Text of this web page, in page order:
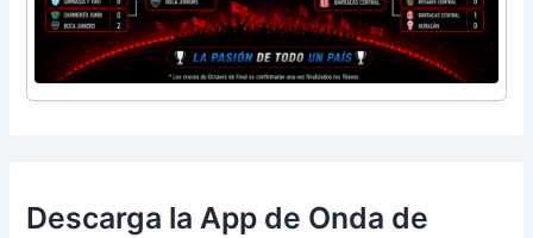
Descarga la App de Onda de